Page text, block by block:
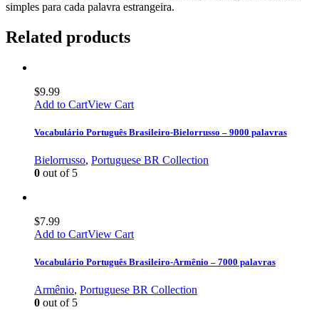
simples para cada palavra estrangeira.
Related products
$9.99
Add to CartView Cart
Vocabulário Português Brasileiro-Bielorrusso – 9000 palavras
Bielorrusso, Portuguese BR Collection
0 out of 5
$7.99
Add to CartView Cart
Vocabulário Português Brasileiro-Armênio – 7000 palavras
Armênio, Portuguese BR Collection
0 out of 5